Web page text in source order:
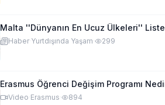
Malta ''Dünyanın En Ucuz Ülkeleri''
Haber Yurtdışında Yaşam 299
Erasmus Öğrenci Değişim Programı
Video Erasmus 894